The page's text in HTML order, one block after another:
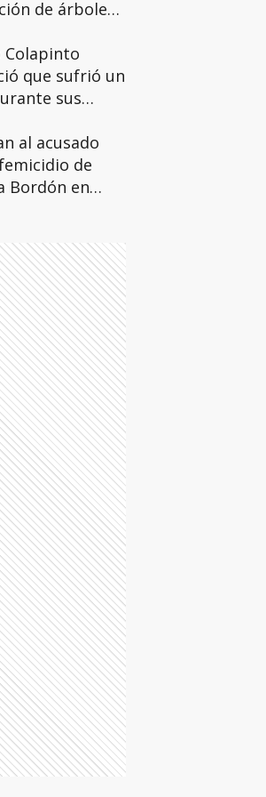
de árboles
pecán en los
de la ciudad
Aires
Colapinto
que sufrió un
sus
en Italia
al acusado
de
Bordón en